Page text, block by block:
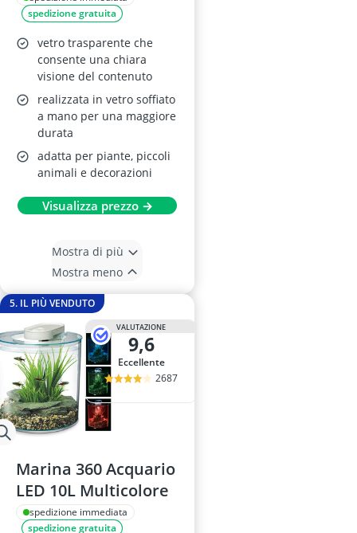
spedizione gratuita
vetro trasparente che
consente una chiara
visione del contenuto
realizzata in vetro soffiato
a mano per una maggiore
durata
adatta per piante, piccoli
animali e decorazioni
Visualizza prezzo →
Mostra di più
Mostra meno
5. IL PIÙ VENDUTO
VALUTAZIONE
9,6
Eccellente
2687
Marina 360 Acquario
LED 10L Multicolore
spedizione immediata
spedizione gratuita